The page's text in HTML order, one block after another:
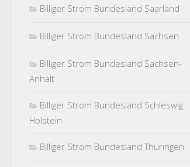
Billiger Strom Bundesland Saarland
Billiger Strom Bundesland Sachsen
Billiger Strom Bundesland Sachsen-
Anhalt
Billiger Strom Bundesland Schleswig
Holstein
Billiger Strom Bundesland Thüringen